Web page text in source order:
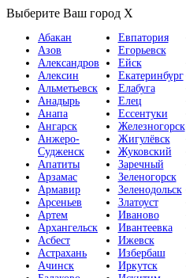
Выберите Ваш город X
Абакан
Азов
Александров
Алексин
Альметьевск
Анадырь
Анапа
Ангарск
Анжеро-
Судженск
Апатиты
Арзамас
Армавир
Арсеньев
Артем
Архангельск
Асбест
Астрахань
Ачинск
Евпатория
Егорьевск
Ейск
Екатеринбург
Елабуга
Елец
Ессентуки
Железногорск
Жигулёвск
Жуковский
Заречный
Зеленогорск
Зеленодольск
Златоуст
Иваново
Ивантеевка
Ижевск
Избербаш
Иркутск